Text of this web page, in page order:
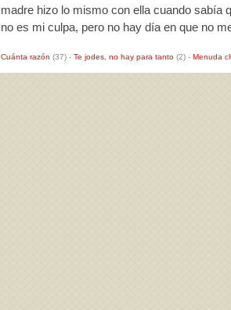
madre hizo lo mismo con ella cuando sabía
no es mi culpa, pero no hay día en que no
Cuánta razón (37) - Te jodes, no hay para tanto (2) - Menuda